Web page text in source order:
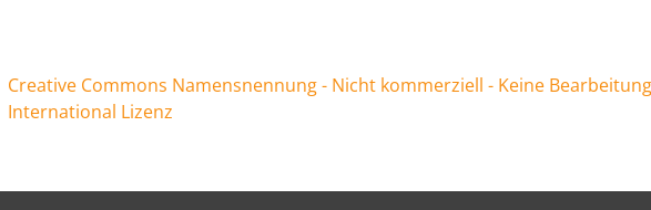
Creative Commons Namensnennung - Nicht kommerziell - Keine
International Lizenz